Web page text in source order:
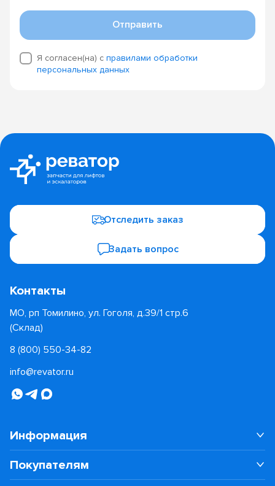
Отправить
Я согласен(на) с правилами обработки
персональных данных
Отследить заказ
Задать вопрос
Контакты
МО, рп Томилино, ул. Гоголя, д.39/1 стр.6
(Склад)
8 (800) 550-34-82
info@revator.ru
Информация
Покупателям